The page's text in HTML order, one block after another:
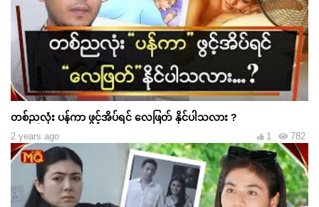
တစ်ညလုံး ပန်ကာ ဖွင့်အိပ်ရင် လေဖြတ် နိုင်ပါသလား ?
2 years ago 782
1